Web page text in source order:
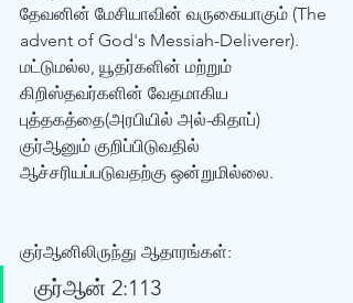
தேவனின் மேசியாவின் வருகையாகும் (The
advent of God's Messiah-Deliverer).
மட்டுமல்ல, யூதர்களின் மற்றும்
கிறிஸ்தவர்களின் வேதமாகிய
புத்தகத்தை(அரபியில் அல்-கிதாப்)
குர்‍ஆனும் குறிப்பிடுவதில்
ஆச்சரியப்படுவதற்கு ஒன்றுமில்லை.
குர்‍ஆனிலிருந்து ஆதாரங்கள்:
  குர்‍ஆன் 2:113